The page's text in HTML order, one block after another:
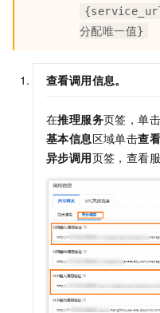
分配唯一值}
查看调用信息。
在推理服务页签，单
基本信息区域单击查
异步调用页签，查看